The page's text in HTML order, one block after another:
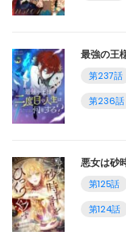
第57話
September 26, 2023
第56話
September 15, 2023
September 8, 2023
第54話
最強の王
第237話
第236話
悪女は砂
第125話
第124話